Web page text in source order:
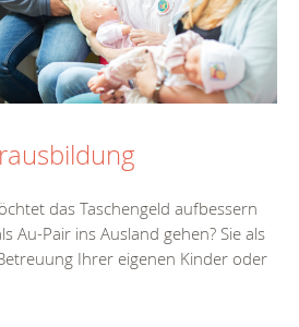
das Taschengeld aufbessern
Au-Pair ins Ausland gehen? Sie als
Ihrer eigenen Kinder oder